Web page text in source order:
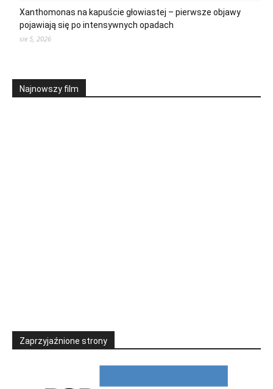
Xanthomonas na kapuście głowiastej – pierwsze objawy
pojawiają się po intensywnych opadach
sie 5, 2026
Najnowszy film
Zaprzyjaźnione strony